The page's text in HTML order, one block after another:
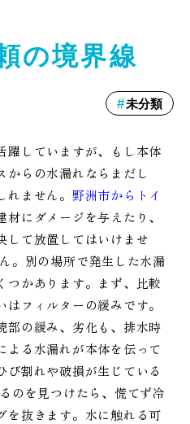
の境界線
未分類
躍していますが、もし本体
からの水漏れならまだし
ません。 野洲市からトイ
にダメージを与えたり、
して放置してはいけませ
。別の場所で発生した水漏
つかあります。まず、比較
フィルターの緩みです。
部の緩み、劣化も、排水時
よる水漏れが本体を伝って
割れや破損が生じている
のを見つけたら、慌てず冷
を抜きます。水に触れる可